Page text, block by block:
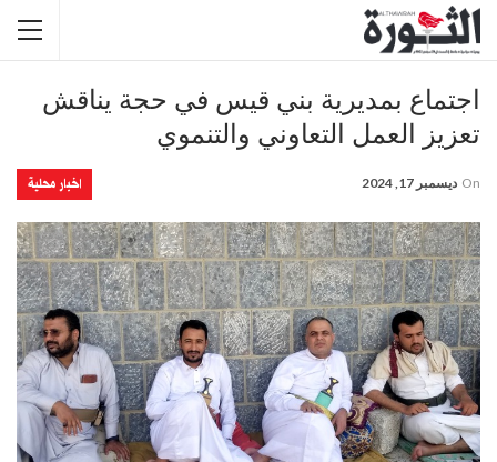
اجتماع بمديرية بني قيس في حجة يناقش
تعزيز العمل التعاوني والتنموي
اخبار محلية On ديسمبر 17, 2024